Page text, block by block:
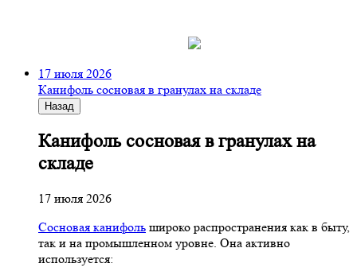
17 июля 2026
Канифоль сосновая в гранулах на складе
Назад
Канифоль сосновая в гранулах на
складе
17 июля 2026
Сосновая канифоль широко распространения как в быту,
так и на промышленном уровне. Она активно
используется: